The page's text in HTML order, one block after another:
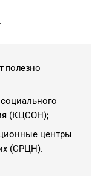
полезно
(КЦСОН);
центры
(СРЦН).